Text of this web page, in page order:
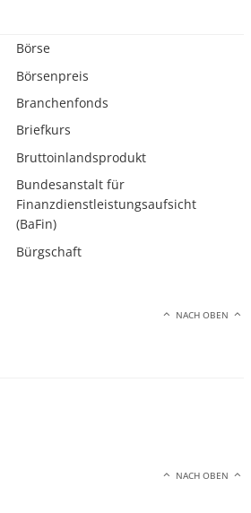
Börse
Börsenpreis
Branchenfonds
Briefkurs
Bruttoinlandsprodukt
Bundesanstalt für
Finanzdienstleistungsaufsicht
(BaFin)
Bürgschaft
NACH OBEN
NACH OBEN